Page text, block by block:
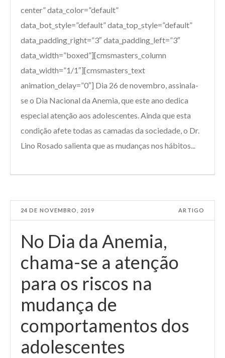
center” data_color=”default”
data_bot_style=”default” data_top_style=”default”
data_padding_right=”3″ data_padding_left=”3″
data_width=”boxed”][cmsmasters_column
data_width=”1/1″][cmsmasters_text
animation_delay=”0″] Dia 26 de novembro, assinala-
se o Dia Nacional da Anemia, que este ano dedica
especial atenção aos adolescentes. Ainda que esta
condição afete todas as camadas da sociedade, o Dr.
Lino Rosado salienta que as mudanças nos hábitos...
24 DE NOVEMBRO, 2019 ARTIGO
No Dia da Anemia,
chama-se a atenção
para os riscos na
mudança de
comportamentos dos
adolescentes